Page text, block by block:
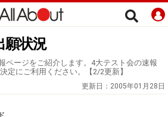
願状況
ページをご紹介します。4大テスト会の速報
定にご利用ください。【2/2更新】
更新日： 2005年01月28日